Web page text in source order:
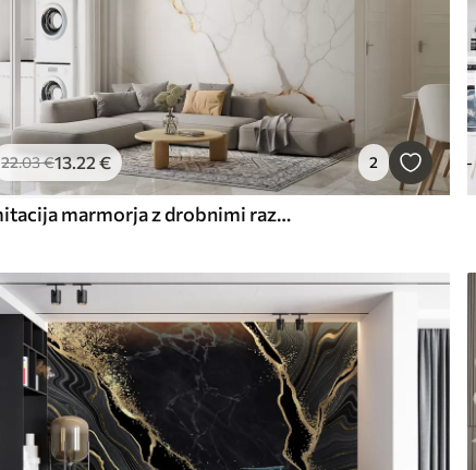
22.03€13.22 € 2
Imitacija marmorja z drobnimi razpokami in rumenimi žilami